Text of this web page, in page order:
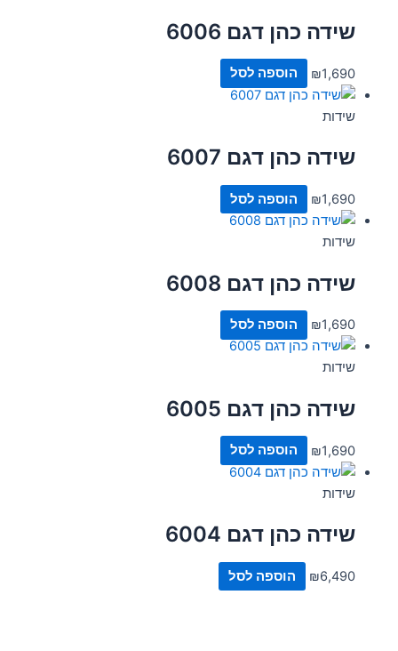
שידה כהן דגם 6006
₪1,690 הוספה לסל
שידות
שידה כהן דגם 6007
₪1,690 הוספה לסל
שידות
שידה כהן דגם 6008
₪1,690 הוספה לסל
שידות
שידה כהן דגם 6005
₪1,690 הוספה לסל
שידות
שידה כהן דגם 6004
₪6,490 הוספה לסל